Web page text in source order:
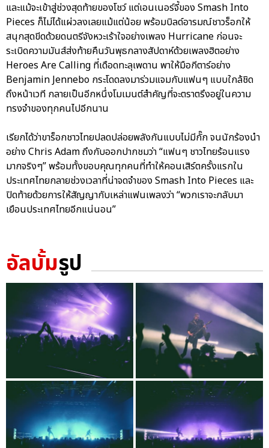
และแม้จะเข้าสู่ช่วงสุดท้ายของโชว์ แต่เอนเนอร์จี้ของ Smash Into
Pieces ก็ไม่ได้แผ่วลงเลยแม้แต่น้อย พร้อมบิลด์อารมณ์ชาวร็อกให้
สนุกสุดขีดด้วยดนตรีจังหวะเร้าใจอย่างเพลง Hurricane ก่อนจะ
ระเบิดความมันส์ส่งท้ายคืนวันพุธกลางสัปดาห์ด้วยเพลงฮิตอย่าง
Heroes Are Calling ที่เดือดทะลุเพดาน พาให้มือกีตาร์อย่าง
Benjamin Jennebo กระโดดลงมาร่วมแจมกับแฟนๆ แบบใกล้ชิด
ถึงหน้าเวที กลายเป็นอีกหนึ่งโมเมนต์สำคัญที่จะตราตรึงอยู่ในความ
ทรงจำของทุกคนไปอีกนาน
เรียกได้ว่าขาร็อกชาวไทยปลดปล่อยพลังกันแบบไม่มีกั๊ก จนนักร้องนำ
อย่าง Chris Adam ถึงกับออกปากชมว่า “แฟนๆ ชาวไทยร้อนแรง
มากจริงๆ” พร้อมทั้งขอบคุณทุกคนที่ทำให้คอนเสิร์ตครั้งแรกใน
ประเทศไทยกลายช่วงเวลาที่น่าจดจำของ Smash Into Pieces และ
ปิดท้ายด้วยการให้สัญญากับเหล่าแฟนเพลงว่า “พวกเราจะกลับมา
เยือนประเทศไทยอีกแน่นอน”
อัลบั้มรูป